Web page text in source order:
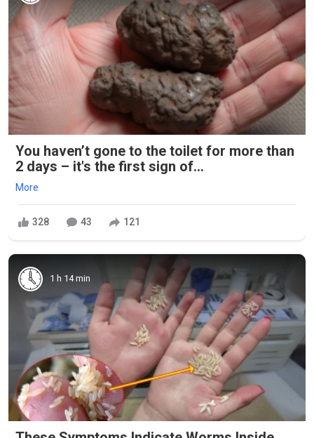
You haven’t gone to the toilet for more than
2 days – it's the first sign of...
More
328 43 121
1 h 14 min